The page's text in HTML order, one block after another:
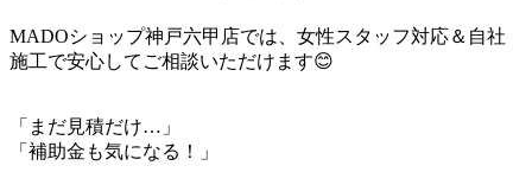
MADOショップ神戸六甲店では、女性スタッフ対応＆自社
施工で安心してご相談いただけます😊
「まだ見積だけ…」
「補助金も気になる！」